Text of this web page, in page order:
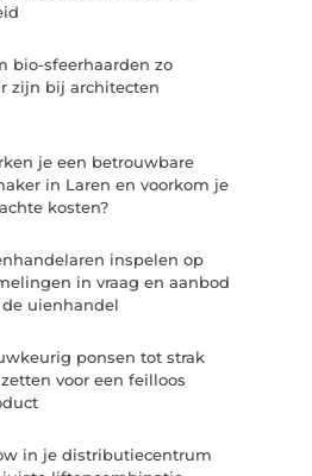
bio-sfeerhaarden zo
zijn bij architecten
je een betrouwbare
in Laren en voorkom je
kosten?
inspelen op
in vraag en aanbod
uienhandel
ponsen tot strak
voor een feilloos
in je distributiecentrum